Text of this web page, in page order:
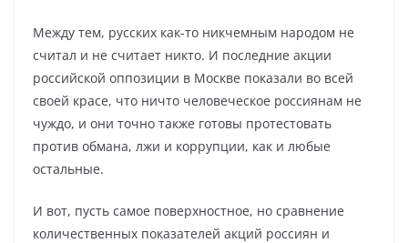
Между тем, русских как-то никчемным народом не
считал и не считает никто. И последние акции
российской оппозиции в Москве показали во всей
своей красе, что ничто человеческое россиянам не
чуждо, и они точно также готовы протестовать
против обмана, лжи и коррупции, как и любые
остальные.
И вот, пусть самое поверхностное, но сравнение
количественных показателей акций россиян и